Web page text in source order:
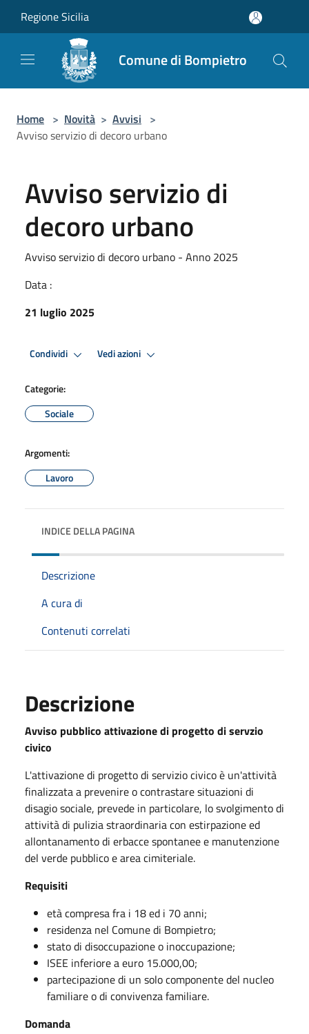
Regione Sicilia
Comune di Bompietro
Home > Novità > Avvisi >
Avviso servizio di decoro urbano
Avviso servizio di
decoro urbano
Avviso servizio di decoro urbano - Anno 2025
Data :
21 luglio 2025
Condividi Vedi azioni
Categorie:
Sociale
Argomenti:
Lavoro
INDICE DELLA PAGINA
Descrizione
A cura di
Contenuti correlati
Descrizione
Avviso pubblico attivazione di progetto di servzio
civico
L'attivazione di progetto di servizio civico è un'attività
finalizzata a prevenire o contrastare situazioni di
disagio sociale, prevede in particolare, lo svolgimento di
attività di pulizia straordinaria con estirpazione ed
allontanamento di erbacce spontanee e manutenzione
del verde pubblico e area cimiteriale.
Requisiti
età compresa fra i 18 ed i 70 anni;
residenza nel Comune di Bompietro;
stato di disoccupazione o inoccupazione;
ISEE inferiore a euro 15.000,00;
partecipazione di un solo componente del nucleo
familiare o di convivenza familiare.
Domanda